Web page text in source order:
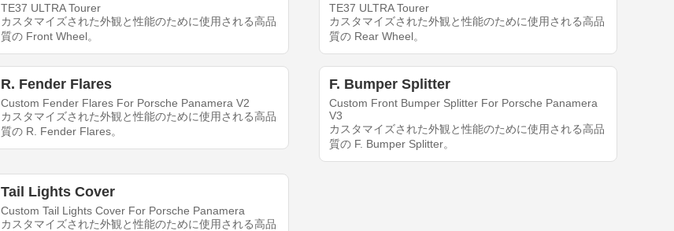
TE37 ULTRA Tourer
カスタマイズされた外観と性能のために使用される高品
質の Front Wheel。
TE37 ULTRA Tourer
カスタマイズされた外観と性能のために使用される高品
質の Rear Wheel。
R. Fender Flares
Custom Fender Flares For Porsche Panamera V2
カスタマイズされた外観と性能のために使用される高品
質の R. Fender Flares。
F. Bumper Splitter
Custom Front Bumper Splitter For Porsche Panamera
V3
カスタマイズされた外観と性能のために使用される高品
質の F. Bumper Splitter。
Tail Lights Cover
Custom Tail Lights Cover For Porsche Panamera
カスタマイズされた外観と性能のために使用される高品